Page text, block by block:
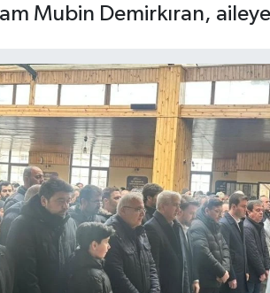
Mubin Demirkıran,